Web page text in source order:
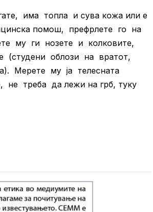
има топла и сува кожа или е
помош, префрлете го на
му ги нозете и колковите,
(студени облози на вратот,
Мерете му ја телесната
не треба да лежи на грб, туку